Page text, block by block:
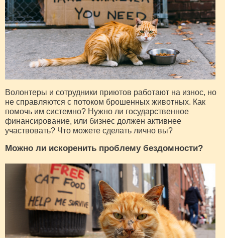
Волонтеры и сотрудники приютов работают на износ, но
не справляются с потоком брошенных животных. Как
помочь им системно? Нужно ли государственное
финансирование, или бизнес должен активнее
участвовать? Что можете сделать лично вы?
Можно ли искоренить проблему бездомности?